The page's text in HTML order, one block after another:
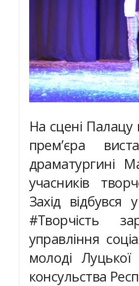
На сцені Палацу
прем’єра
драматургині
учасників
Захід відбувся
#Творчість
управління
молоді
консульства